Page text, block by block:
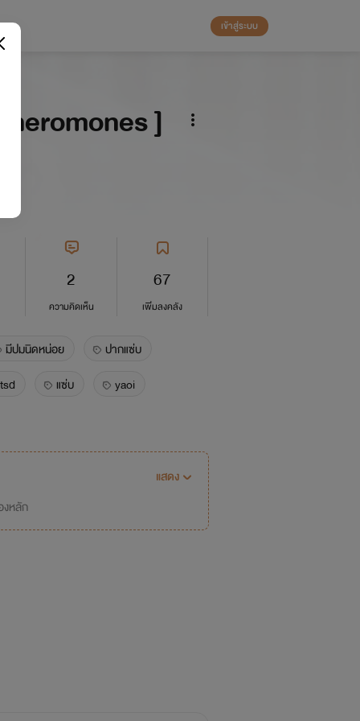
เข้าสู่ระบบ
]
2
ความคิดเห็น
67
เพิ่มลงคลัง
มีปมนิดหน่อย
ปากแซ่บ
แซ่บ
yaoi
มีปม อบอุ่นหัวใจ คู่กัด
แสดง
งหลัก